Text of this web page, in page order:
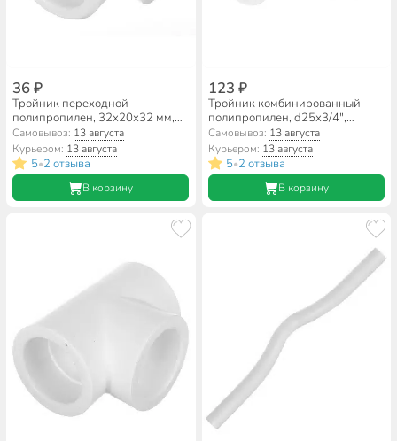
36 ₽
Тройник переходной
полипропилен, 32х20х32 мм,
белый, RTP
Самовывоз: 13 августа
Курьером: 13 августа
5•2 отзыва
В корзину
123 ₽
Тройник комбинированный
полипропилен, d25х3/4",
внутренняя резьба, белый, RTP
Самовывоз: 13 августа
Курьером: 13 августа
5•2 отзыва
В корзину